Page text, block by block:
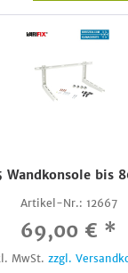
Wandkonsole bis
Artikel-Nr.: 12667
69,00 € *
MwSt. zzgl.